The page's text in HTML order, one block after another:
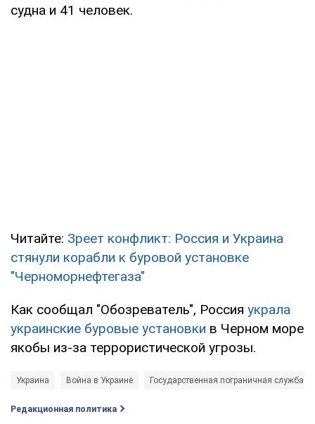
судна и 41 человек.
Читайте: Зреет конфликт: Россия и Украина
стянули корабли к буровой установке
"Черноморнефтегаза"
Как сообщал "Обозреватель", Россия украла
украинские буровые установки в Черном море
якобы из-за террористической угрозы.
Украина Война в Украине Государственная пограничная служба
Редакционная политика